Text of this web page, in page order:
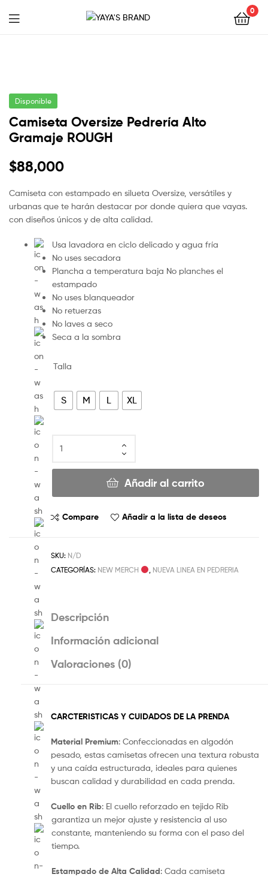
0
Disponible
Camiseta Oversize Pedrería Alto
Gramaje ROUGH
$88,000
Camiseta con estampado en silueta Oversize, versátiles y
urbanas que te harán destacar por donde quiera que vayas.
con diseños únicos y de alta calidad.
Usa lavadora en ciclo delicado y agua fría
No uses secadora
Plancha a temperatura baja No planches el
estampado
No uses blanqueador
No retuerzas
No laves a seco
Seca a la sombra
Talla
S M L XL
Añadir al carrito
Compare Añadir a la lista de deseos
SKU: N/D
CATEGORÍAS: NEW MERCH NUEVA LINEA EN PEDRERIA
Descripción
Información adicional
Valoraciones (0)
CARCTERISTICAS Y CUIDADOS DE LA PRENDA
Material Premium: Confeccionadas en algodón
pesado, estas camisetas ofrecen una textura robusta
y una caída estructurada, ideales para quienes
buscan calidad y durabilidad en cada prenda.
Cuello en Rib: El cuello reforzado en tejido Rib
garantiza un mejor ajuste y resistencia al uso
constante, manteniendo su forma con el paso del
tiempo.
Estampado de Alta Calidad: Cada camiseta